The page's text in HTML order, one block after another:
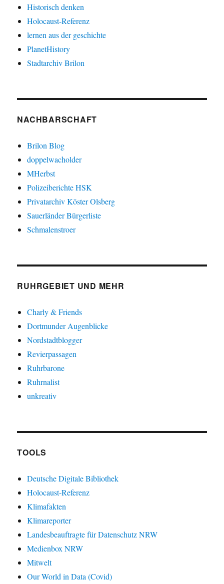
Historisch denken
Holocaust-Referenz
lernen aus der geschichte
PlanetHistory
Stadtarchiv Brilon
NACHBARSCHAFT
Brilon Blog
doppelwacholder
MHerbst
Polizeiberichte HSK
Privatarchiv Köster Olsberg
Sauerländer Bürgerliste
Schmalenstroer
RUHRGEBIET UND MEHR
Charly & Friends
Dortmunder Augenblicke
Nordstadtblogger
Revierpassagen
Ruhrbarone
Ruhrnalist
unkreativ
TOOLS
Deutsche Digitale Bibliothek
Holocaust-Referenz
Klimafakten
Klimareporter
Landesbeauftragte für Datenschutz NRW
Medienbox NRW
Mitwelt
Our World in Data (Covid)